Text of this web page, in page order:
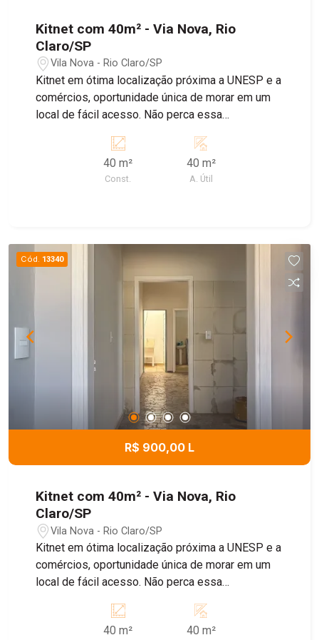
Kitnet com 40m² - Via Nova, Rio
Claro/SP
Vila Nova - Rio Claro/SP
Kitnet em ótima localização próxima a UNESP e a
comércios, oportunidade única de morar em um
local de fácil acesso. Não perca essa
40 m²
Const.
40 m²
A. Útil
Cód. 13340
R$ 900,00 L
Kitnet com 40m² - Via Nova, Rio
Claro/SP
Vila Nova - Rio Claro/SP
Kitnet em ótima localização próxima a UNESP e a
comércios, oportunidade única de morar em um
local de fácil acesso. Não perca essa
40 m² 40 m²